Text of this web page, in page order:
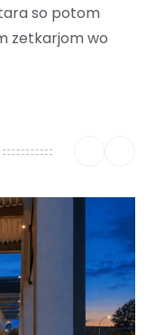
so potom
zetkarjom wo